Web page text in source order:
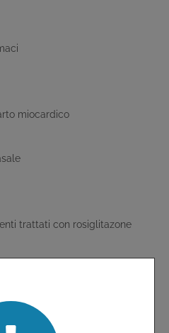
miocardico
trattati con rosiglitazone
selettivi della COX-2